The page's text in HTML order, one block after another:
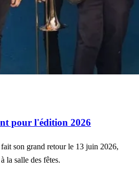
pour l'édition 2026
son grand retour le 13 juin 2026,
la salle des fêtes.